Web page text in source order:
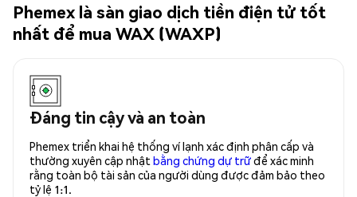
Phemex là sàn giao dịch tiền điện tử tốt
nhất để mua WAX (WAXP)
Đáng tin cậy và an toàn
Phemex triển khai hệ thống ví lạnh xác định phân cấp và
thường xuyên cập nhật bằng chứng dự trữđể xác minh
rằng toàn bộ tài sản của người dùng được đảm bảo theo
tỷ lệ 1:1.